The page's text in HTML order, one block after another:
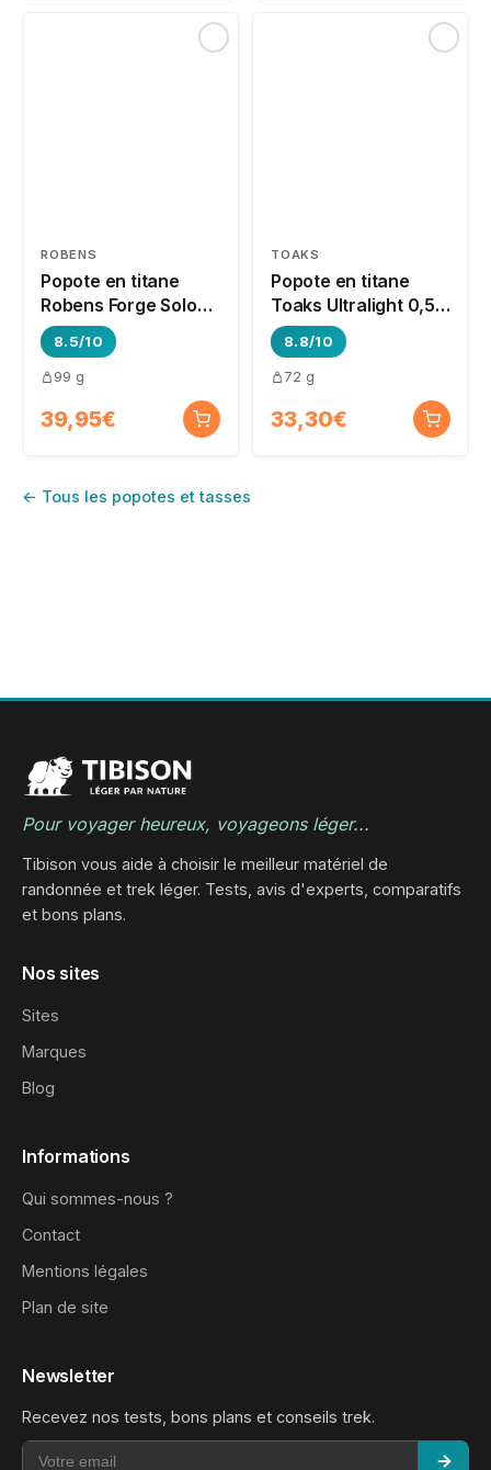
ROBENS
Popote en titane
Robens Forge Solo
Pot UL 0,65L
8.5/10
99 g
39,95€
TOAKS
Popote en titane
Toaks Ultralight 0,55
L
8.8/10
72 g
33,30€
← Tous les popotes et tasses
Pour voyager heureux, voyageons léger...
Tibison vous aide à choisir le meilleur matériel de
randonnée et trek léger. Tests, avis d'experts, comparatifs
et bons plans.
Nos sites
Sites
Marques
Blog
Informations
Qui sommes-nous ?
Contact
Mentions légales
Plan de site
Newsletter
Recevez nos tests, bons plans et conseils trek.